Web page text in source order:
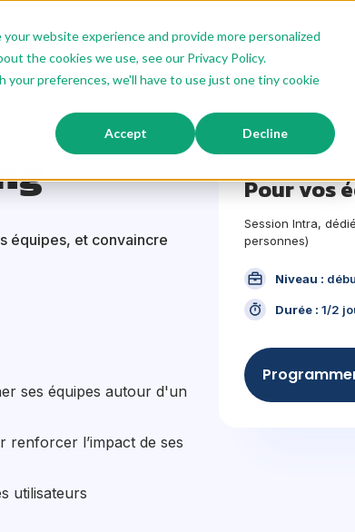
website experience and provide more personalized
the cookies we use, see our Privacy Policy.
preferences, we'll have to use just one tiny cookie
Accept Decline
Sur Mesure Offre Modulaire Nos Formateurs
équipes, et convaincre
ses équipes autour d'un
renforcer l’impact de ses
utilisateurs
Pour vos
Session Intra,
personnes)
Niveau :
Durée : 1/2